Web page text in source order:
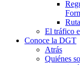
El tráfico
Conoce la DGT
Atrás
Quiénes